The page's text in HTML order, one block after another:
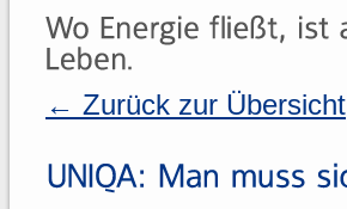
← Zurück zur Übersicht